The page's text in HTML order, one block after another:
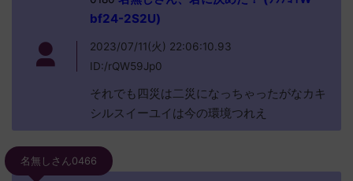
bf24-2S2U)
2023/07/11(火) 22:06:10.93
ID:/rQW59Jp0
それでも四災は二災になっちゃったがなカキ
シルスイーユイは今の環境つれえ
名無しさん0466